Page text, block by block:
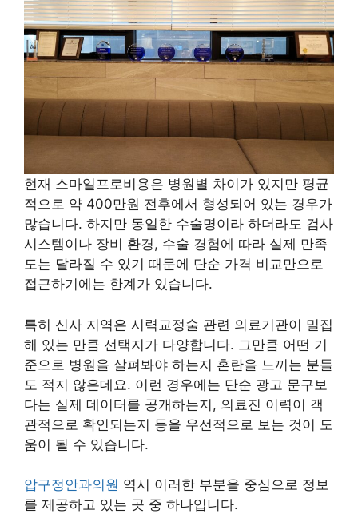
현재 스마일프로비용은 병원별 차이가 있지만 평균
적으로 약 400만원 전후에서 형성되어 있는 경우가
많습니다. 하지만 동일한 수술명이라 하더라도 검사
시스템이나 장비 환경, 수술 경험에 따라 실제 만족
도는 달라질 수 있기 때문에 단순 가격 비교만으로
접근하기에는 한계가 있습니다.
특히 신사 지역은 시력교정술 관련 의료기관이 밀집
해 있는 만큼 선택지가 다양합니다. 그만큼 어떤 기
준으로 병원을 살펴봐야 하는지 혼란을 느끼는 분들
도 적지 않은데요. 이런 경우에는 단순 광고 문구보
다는 실제 데이터를 공개하는지, 의료진 이력이 객
관적으로 확인되는지 등을 우선적으로 보는 것이 도
움이 될 수 있습니다.
압구정안과의원 역시 이러한 부분을 중심으로 정보
를 제공하고 있는 곳 중 하나입니다.